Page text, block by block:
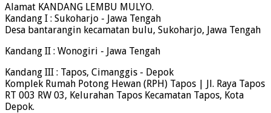
Alamat KANDANG LEMBU MULYO.
Kandang I : Sukoharjo - Jawa Tengah
Desa bantarangin kecamatan bulu, Sukoharjo, Jawa Tengah
Kandang II : Wonogiri - Jawa Tengah
Kandang III : Tapos, Cimanggis - Depok
Komplek Rumah Potong Hewan (RPH) Tapos | Jl. Raya Tapos
RT 003 RW 03, Kelurahan Tapos Kecamatan Tapos, Kota
Depok.